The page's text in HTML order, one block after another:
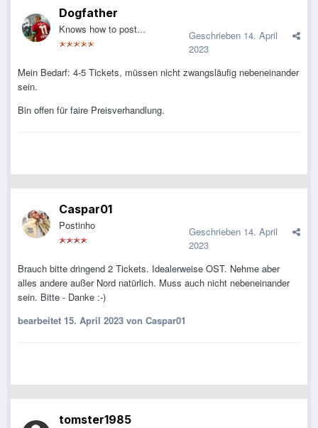
Dogfather
Knows how to post... Geschrieben 14. April
2023
Mein Bedarf: 4-5 Tickets, müssen nicht zwangsläufig nebeneinander
sein.
Bin offen für faire Preisverhandlung.
Caspar01
Postinho Geschrieben 14. April
2023
Brauch bitte dringend 2 Tickets. Idealerweise OST. Nehme aber
alles andere außer Nord natürlich. Muss auch nicht nebeneinander
sein. Bitte - Danke :-)
bearbeitet 15. April 2023 von Caspar01
tomster1985